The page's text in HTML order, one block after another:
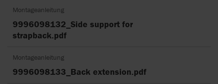
Montageanleitung
9996098132_Side support for
strapback.pdf
Montageanleitung
9996098133_Back extension.pdf